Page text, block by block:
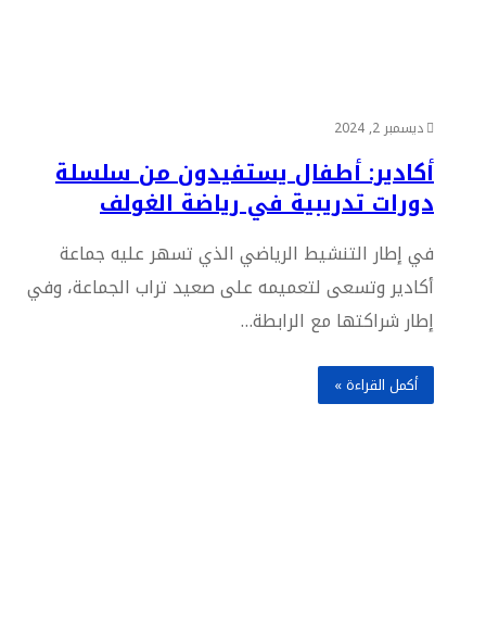
ديسمبر 2, 2024
أكادير: أطفال يستفيدون من سلسلة
دورات تدريبية في رياضة الغولف
في إطار التنشيط الرياضي الذي تسهر عليه جماعة
أكادير وتسعى لتعميمه على صعيد تراب الجماعة، وفي
إطار شراكتها مع الرابطة…
أكمل القراءة »